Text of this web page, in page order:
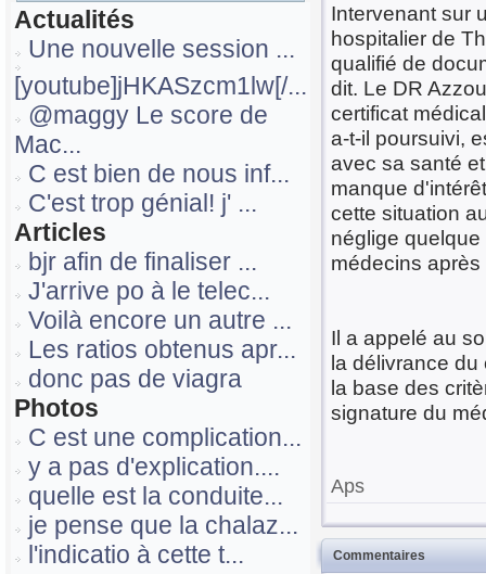
Actualités
Une nouvelle session ...
[youtube]jHKASzcm1lw[/...
@maggy Le score de
Mac...
C est bien de nous inf...
C'est trop génial! j' ...
Articles
bjr afin de finaliser ...
J'arrive po à le telec...
Voilà encore un autre ...
Les ratios obtenus apr...
donc pas de viagra
Photos
C est une complication...
y a pas d'explication....
quelle est la conduite...
je pense que la chalaz...
l'indicatio à cette t...
Intervenant sur
hospitalier de
qualifié de
dit. Le DR
certificat
a-t-il poursuivi,
avec sa santé
manque
cette situation
néglige
médecins
Il a appelé au
la délivrance du
la base des
signature du
Aps
Commentaires